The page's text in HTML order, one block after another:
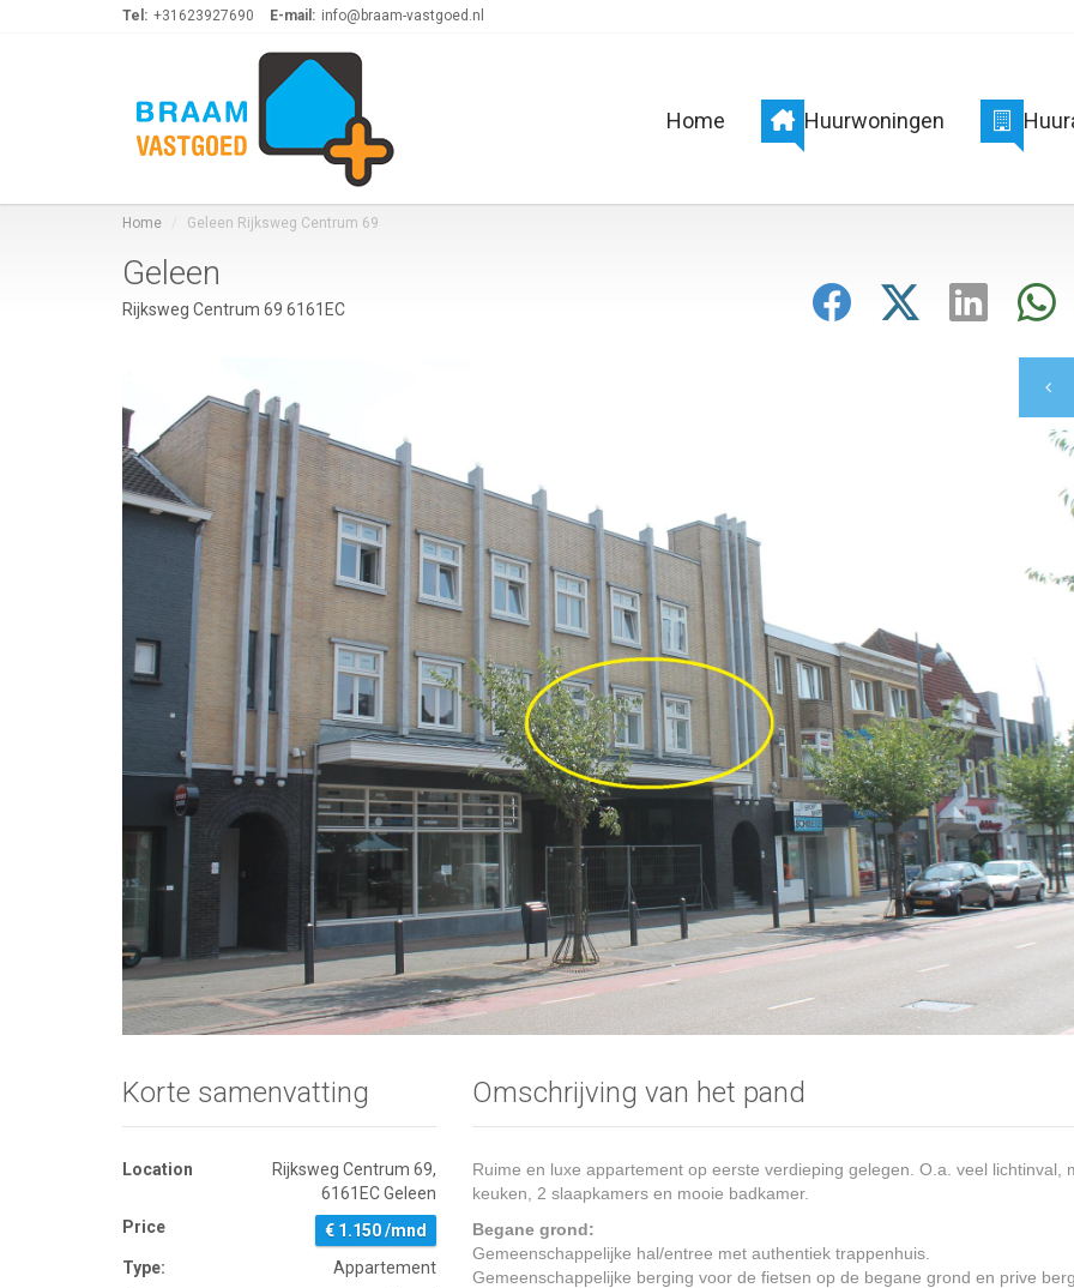
Tel: +31623927690 E-mail: info@braam-vastgoed.nl
Home Huurwoningen
Home Geleen Rijksweg Centrum 69
Geleen
Rijksweg Centrum 69 6161EC
Klik voor vergroting
Korte samenvatting
Location
Rijksweg Centrum 69,
6161EC Geleen
Price
€ 1.150 /mnd
Type:
Appartement
Omschrijving van het pand
Ruime en luxe appartement op eerste verdieping gelegen. O.a. veel lichtinval,
keuken, 2 slaapkamers en mooie badkamer.
Begane grond:
Gemeenschappelijke hal/entree met authentiek trappenhuis.
Gemeenschappelijke berging voor de fietsen op de begane grond en prive